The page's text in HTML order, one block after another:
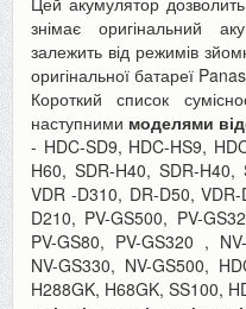
знімає оригінальний
залежить від режимів
оригінальної батареї
Короткий список
наступними моделями
- HDC-SD9, HDC-HS9,
H60, SDR-H40, SDR-H40,
VDR -D310, DR-D50,
D210, PV-GS500, PV-
PV-GS80, PV-GS320 ,
NV-GS330, NV-GS500,
H288GK, H68GK, SS100,